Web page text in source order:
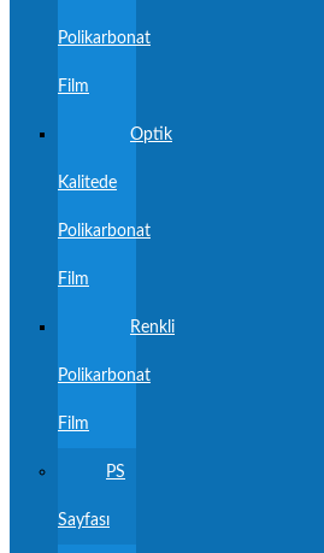
Polikarbonat
Film
Optik
Kalitede
Polikarbonat
Film
Renkli
Polikarbonat
Film
PS
Sayfası